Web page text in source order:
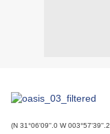
(N 31°06'09''.0 W